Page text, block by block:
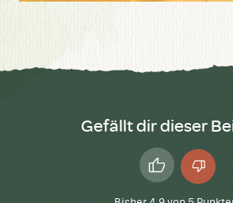
Gefällt dir dieser
Daumen
hoch